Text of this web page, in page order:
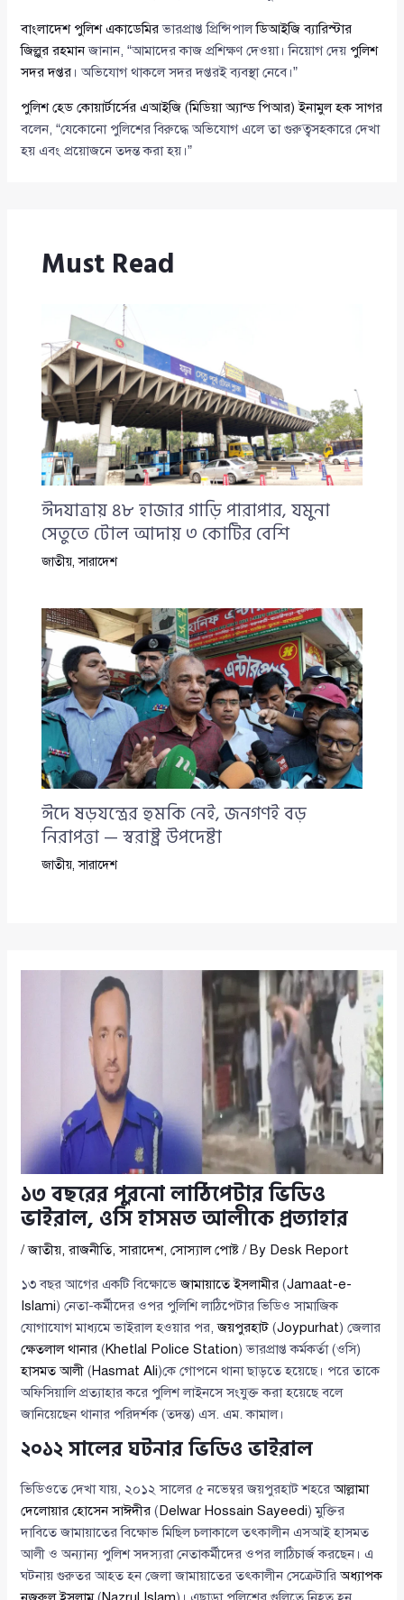
বাংলাদেশ পুলিশ একাডেমিরভারপ্রাপ্ত প্রিন্সিপালডিআইজি ব্যারিস্টার
জিল্লুর রহমানজানান, “আমাদের কাজ প্রশিক্ষণ দেওয়া। নিয়োগ দেয় পুলিশ
সদর দপ্তর । অভিযোগ থাকলে সদর দপ্তরই ব্যবস্থা নেবে।”
পুলিশ হেড কোয়ার্টার্সের এআইজি (মিডিয়া অ্যান্ড পিআর) ইনামুল হক সাগর
বলেন, “যেকোনো পুলিশের বিরুদ্ধে অভিযোগ এলে তা গুরুত্বসহকারে দেখা
হয় এবং প্রয়োজনে তদন্ত করা হয়।”
Must Read
ঈদযাত্রায় ৪৮ হাজার গাড়ি পারাপার, যমুনা
সেতুতে টোল আদায় ৩ কোটির বেশি
জাতীয়,সারাদেশ
ঈদে ষড়যন্ত্রের হুমকি নেই, জনগণই বড়
নিরাপত্তা — স্বরাষ্ট্র উপদেষ্টা
জাতীয়,সারাদেশ
১৩ বছরের পুরনো লাঠিপেটার ভিডিও
ভাইরাল, ওসি হাসমত আলীকে প্রত্যাহার
/জাতীয়,রাজনীতি,সারাদেশ,সোস্যাল পোষ্ট / By Desk Report
১৩ বছর আগের একটি বিক্ষোভেজামায়াতে ইসলামীর (Jamaat-e-
Islami) নেতা-কর্মীদের ওপর পুলিশি লাঠিপেটার ভিডিও সামাজিক
যোগাযোগ মাধ্যমে ভাইরাল হওয়ার পর,জয়পুরহাট (Joypurhat) জেলার
ক্ষেতলাল থানার (Khetlal Police Station) ভারপ্রাপ্ত কর্মকর্তা (ওসি)
হাসমত আলী (Hasmat Ali)কে গোপনে থানা ছাড়তে হয়েছে। পরে তাকে
অফিসিয়ালি প্রত্যাহার করে পুলিশ লাইনসে সংযুক্ত করা হয়েছে বলে
জানিয়েছেন থানার পরিদর্শক (তদন্ত) এস. এম. কামাল।
২০১২ সালের ঘটনার ভিডিও ভাইরাল
ভিডিওতে দেখা যায়, ২০১২ সালের ৫ নভেম্বর জয়পুরহাট শহরেআল্লামা
দেলোয়ার হোসেন সাঈদীর ( Delwar Hossain Sayeedi) মুক্তির
দাবিতে জামায়াতের বিক্ষোভ মিছিল চলাকালে তৎকালীন এসআই হাসমত
আলী ও অন্যান্য পুলিশ সদস্যরা নেতাকর্মীদের ওপর লাঠিচার্জ করছেন। এ
ঘটনায় গুরুতর আহত হন জেলা জামায়াতের তৎকালীন সেক্রেটারিঅধ্যাপক